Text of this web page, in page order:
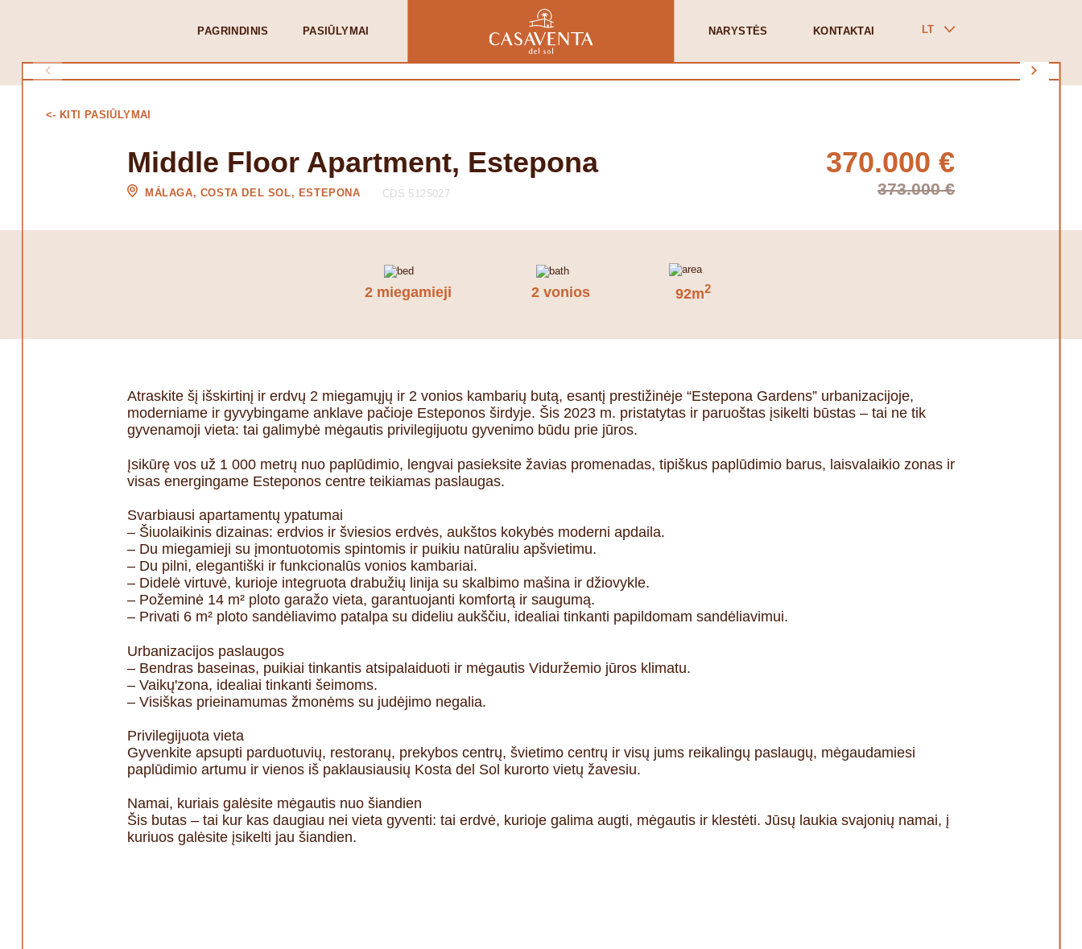
PAGRINDINIS PASIŪLYMAI NARYSTĖS KONTAKTAI LT
<- KITI PASIŪLYMAI
Middle Floor Apartment, Estepona
MÁLAGA, COSTA DEL SOL, ESTEPONA CDS 5125027
370.000 €
373.000 €
2 miegamieji 2 vonios 92m2
Atraskite šį išskirtinį ir erdvų 2 miegamųjų ir 2 vonios kambarių butą, esantį prestižinėje “Estepona Gardens” urbanizacijoje,
moderniame ir gyvybingame anklave pačioje Esteponos širdyje. Šis 2023 m. pristatytas ir paruoštas įsikelti būstas – tai ne tik
gyvenamoji vieta: tai galimybė mėgautis privilegijuotu gyvenimo būdu prie jūros.
Įsikūrę vos už 1 000 metrų nuo paplūdimio, lengvai pasieksite žavias promenadas, tipiškus paplūdimio barus, laisvalaikio zonas ir
visas energingame Esteponos centre teikiamas paslaugas.
Svarbiausi apartamentų ypatumai
– Šiuolaikinis dizainas: erdvios ir šviesios erdvės, aukštos kokybės moderni apdaila.
– Du miegamieji su įmontuotomis spintomis ir puikiu natūraliu apšvietimu.
– Du pilni, elegantiški ir funkcionalūs vonios kambariai.
– Didelė virtuvė, kurioje integruota drabužių linija su skalbimo mašina ir džiovykle.
– Požeminė 14 m² ploto garažo vieta, garantuojanti komfortą ir saugumą.
– Privati 6 m² ploto sandėliavimo patalpa su dideliu aukščiu, idealiai tinkanti papildomam sandėliavimui.
Urbanizacijos paslaugos
– Bendras baseinas, puikiai tinkantis atsipalaiduoti ir mėgautis Viduržemio jūros klimatu.
– Vaikų'zona, idealiai tinkanti šeimoms.
– Visiškas prieinamumas žmonėms su judėjimo negalia.
Privilegijuota vieta
Gyvenkite apsupti parduotuvių, restoranų, prekybos centrų, švietimo centrų ir visų jums reikalingų paslaugų, mėgaudamiesi
paplūdimio artumu ir vienos iš paklausiausių Kosta del Sol kurorto vietų žavesiu.
Namai, kuriais galėsite mėgautis nuo šiandien
Šis butas – tai kur kas daugiau nei vieta gyventi: tai erdvė, kurioje galima augti, mėgautis ir klestėti. Jūsų laukia svajonių namai, į
kuriuos galėsite įsikelti jau šiandien.